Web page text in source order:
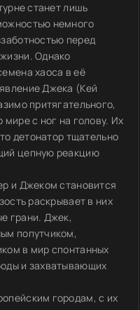
станет лишь
немного
перед
Однако
хаоса в её
Джека (Кей
притягательного,
мире с ног на голову. Их
детонатор тщательно
цепную реакцию
и Джеком становится
раскрывает в них
грани. Джек,
попутчиком,
в мир спонтанных
и захватывающих
городам, с их